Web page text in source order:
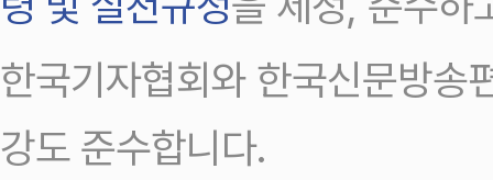
한국기자협회와 한국신문방송
강도 준수합니다.